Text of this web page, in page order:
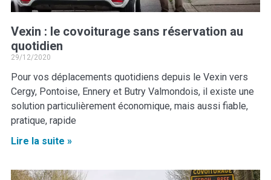
Vexin : le covoiturage sans réservation au
quotidien
29/12/2020
Pour vos déplacements quotidiens depuis le Vexin vers
Cergy, Pontoise, Ennery et Butry Valmondois, il existe une
solution particulièrement économique, mais aussi fiable,
pratique, rapide
Lire la suite »